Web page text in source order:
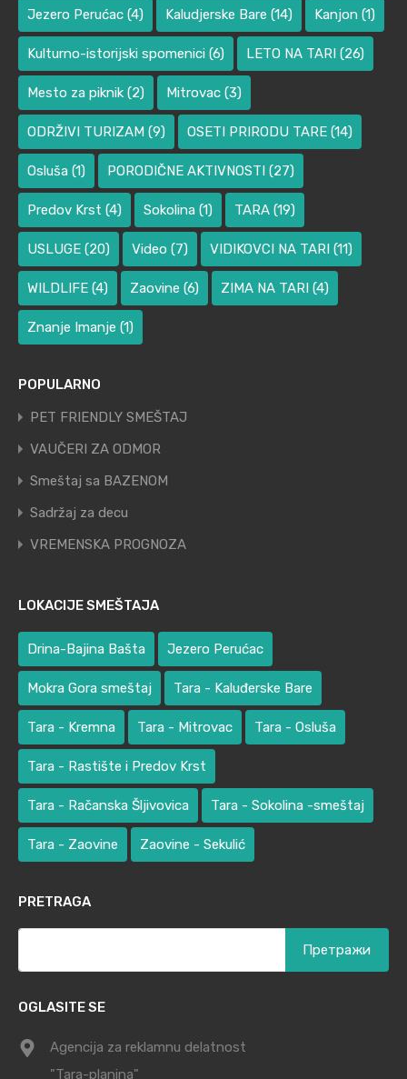
Jezero Perućac (4) Kaludjerske Bare (14) Kanjon (1)
Kulturno-istorijski spomenici (6) LETO NA TARI (26)
Mesto za piknik (2) Mitrovac (3)
ODRŽIVI TURIZAM (9) OSETI PRIRODU TARE (14)
Osluša (1) PORODIČNE AKTIVNOSTI (27)
Predov Krst (4) Sokolina (1) TARA (19)
USLUGE (20) Video (7) VIDIKOVCI NA TARI (11)
WILDLIFE (4) Zaovine (6) ZIMA NA TARI (4)
Znanje Imanje (1)
POPULARNO
PET FRIENDLY SMEŠTAJ
VAUČERI ZA ODMOR
Smeštaj sa BAZENOM
Sadržaj za decu
VREMENSKA PROGNOZA
LOKACIJE SMEŠTAJA
Drina-Bajina Bašta Jezero Perućac
Mokra Gora smeštaj Tara - Kaluđerske Bare
Tara - Kremna Tara - Mitrovac Tara - Osluša
Tara - Rastište i Predov Krst
Tara - Račanska Šljivovica Tara - Sokolina -smeštaj
Tara - Zaovine Zaovine - Sekulić
PRETRAGA
OGLASITE SE
Agencija za reklamnu delatnost
"Tara-planina"